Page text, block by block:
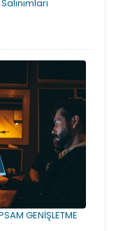
GENİŞLETME